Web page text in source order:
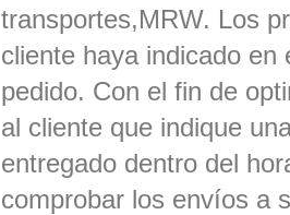
transportes,MRW. Los
cliente haya indicado
pedido. Con el fin de
al cliente que indique
entregado dentro del
comprobar los envíos a